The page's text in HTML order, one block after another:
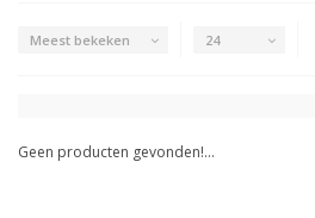
Meest bekeken 24
Geen producten gevonden!...